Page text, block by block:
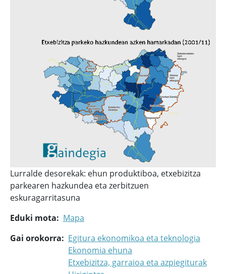
Lurralde desorekak: ehun produktiboa, etxebizitza
parkearen hazkundea eta zerbitzuen
eskuragarritasuna
Eduki mota
Mapa
Gai orokorra
Egitura ekonomikoa eta teknologia
Ekonomia ehuna
Etxebizitza, garraioa eta azpiegiturak